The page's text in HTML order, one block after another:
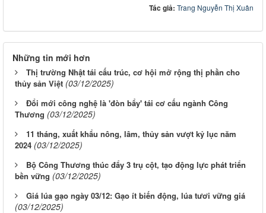
Tác giả: Trang Nguyễn Thị Xuân
Những tin mới hơn
Thị trường Nhật tái cấu trúc, cơ hội mở rộng thị phần cho
thủy sản Việt (03/12/2025)
Đổi mới công nghệ là 'đòn bẩy' tái cơ cấu ngành Công
Thương (03/12/2025)
11 tháng, xuất khẩu nông, lâm, thủy sản vượt kỷ lục năm
2024 (03/12/2025)
Bộ Công Thương thúc đẩy 3 trụ cột, tạo động lực phát triển
bền vững (03/12/2025)
Giá lúa gạo ngày 03/12: Gạo ít biến động, lúa tươi vững giá
(03/12/2025)